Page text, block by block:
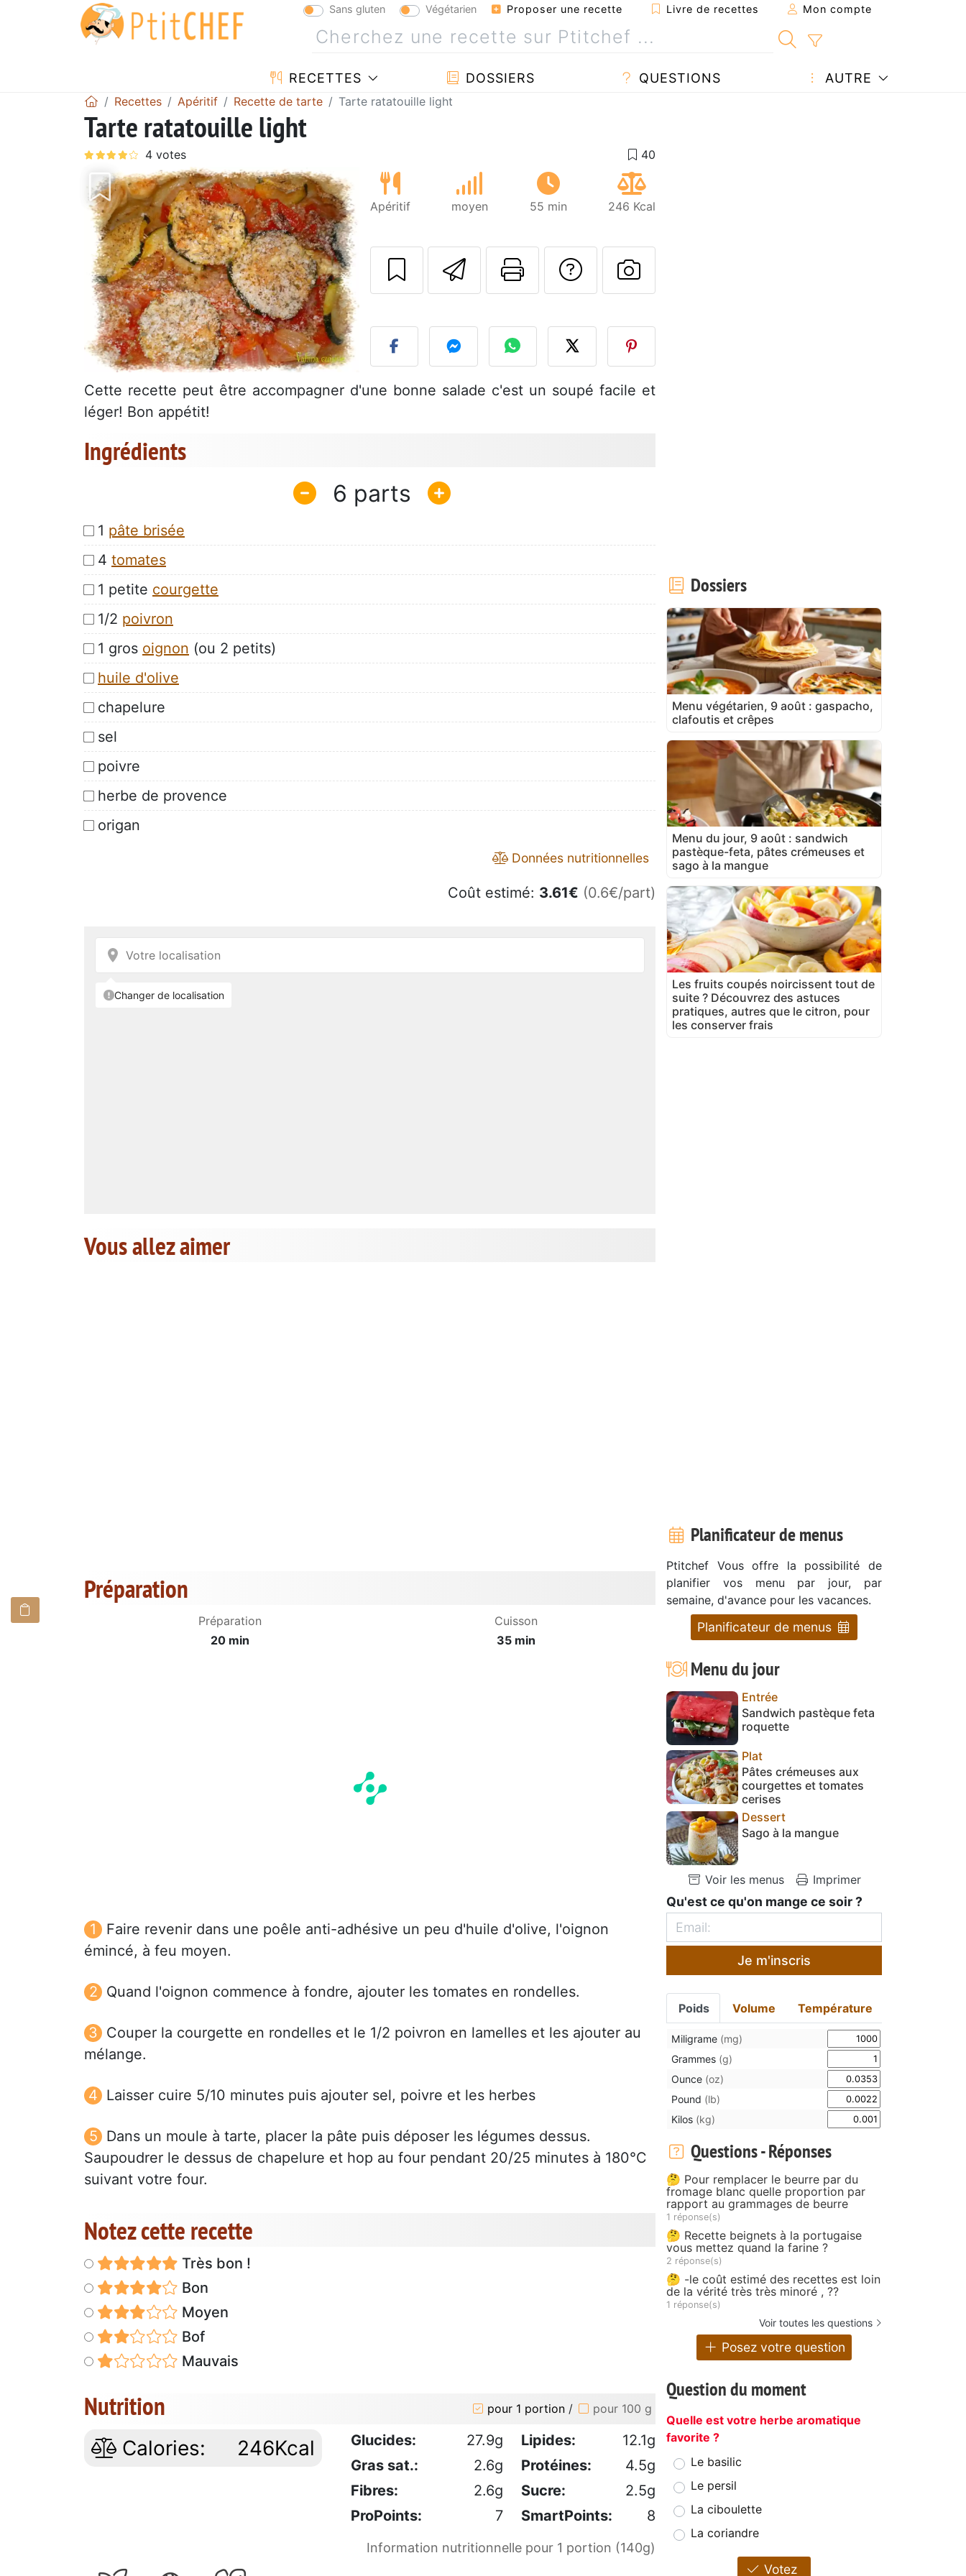
Sans gluten Végétarien Proposer une recette Livre de recettes Mon compte
RECETTES DOSSIERS QUESTIONS AUTRE
Recettes Apéritif Recette de tarte Tarte ratatouille light
Tarte ratatouille light
Apéritif moyen 55 min 246 Kcal
Envoyer cette recette à un ami
Imprimer cette page
Poser une question à l'auteur
Publier votre photo de cette
Cette recette peut être accompagner d'une bonne salade c'est un soupé facile et
léger! Bon appétit!
Ingrédients
6
1 pâte brisée
4 tomates
1 petite courgette
1/2 poivron
1 gros oignon (ou 2 petits)
huile d'olive
chapelure
sel
poivre
herbe de provence
origan
Données nutritionnelles
Coût estimé: 3.61€ (0.6€/part)
Vous allez aimer
Préparation
Préparation
20 min
Cuisson
35 min
Faire revenir dans une poêle anti-adhésive un peu d'huile d'olive, l'oignon
émincé, à feu moyen.
Quand l'oignon commence à fondre, ajouter les tomates en rondelles.
Couper la courgette en rondelles et le 1/2 poivron en lamelles et les ajouter au
mélange.
Laisser cuire 5/10 minutes puis ajouter sel, poivre et les herbes
Dans un moule à tarte, placer la pâte puis déposer les légumes dessus.
Saupoudrer le dessus de chapelure et hop au four pendant 20/25 minutes à 180°C
suivant votre four.
Notez cette recette
Très bon !
Bon
Moyen
Bof
Mauvais
Nutrition pour 1 portion / pour 100 g
Calories: 246Kcal Glucides: 27.9g Lipides:
12.1g
Gras sat.:
2.6g Protéines:
4.5g
Fibres:
2.6g Sucre:
2.5g
ProPoints:
7 SmartPoints: 8
Information nutritionnelle pour 1 portion (140g)
Dossiers
Menu végétarien, 9 août : gaspacho,
clafoutis et crêpes
Menu du jour, 9 août : sandwich
pastèque-feta, pâtes crémeuses et
sago à la mangue
Les fruits coupés noircissent tout de
suite ? Découvrez des astuces
pratiques, autres que le citron, pour
les conserver frais
Planificateur de menus
Ptitchef Vous offre la possibilité de
planifier vos menu par jour, par
semaine, d'avance pour les vacances.
Planificateur de menus
Menu du jour
Entrée
Sandwich pastèque feta
roquette
Plat
Pâtes crémeuses aux
courgettes et tomates
cerises
Dessert
Sago à la mangue
Voir les menus Imprimer
Qu'est ce qu'on mange ce soir ?
Je m'inscris
Poids Volume Température
Miligrame (mg)
Grammes (g)
Ounce (oz)
Pound (lb)
Kilos (kg)
Questions - Réponses
🤔 Pour remplacer le beurre par du
fromage blanc quelle proportion par
rapport au grammages de beurre
1 réponse(s)
🤔 Recette beignets à la portugaise
vous mettez quand la farine ?
2 réponse(s)
🤔 -le coût estimé des recettes est loin
de la vérité très très minoré , ??
1 réponse(s)
Voir toutes les questions
Posez votre question
Question du moment
Quelle est votre herbe aromatique
favorite ?
Le basilic
Le persil
La ciboulette
La coriandre
Votez